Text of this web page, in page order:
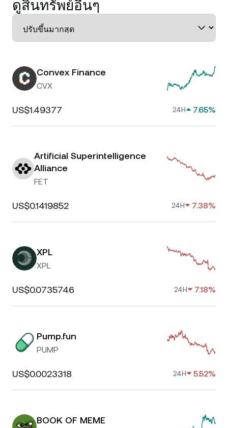
ดูสินทรัพย์อื่นๆ
Convex Finance
CVX
US$1.49377 24H 7.65%
Artificial Superintelligence
Alliance
FET
US$0.1419852 24H 7.38%
XPL
XPL
US$0.0735746 24H 7.18%
Pump.fun
PUMP
US$0.0023318 24H 5.52%
BOOK OF MEME